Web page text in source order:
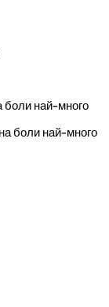
боли най-много
боли най-много